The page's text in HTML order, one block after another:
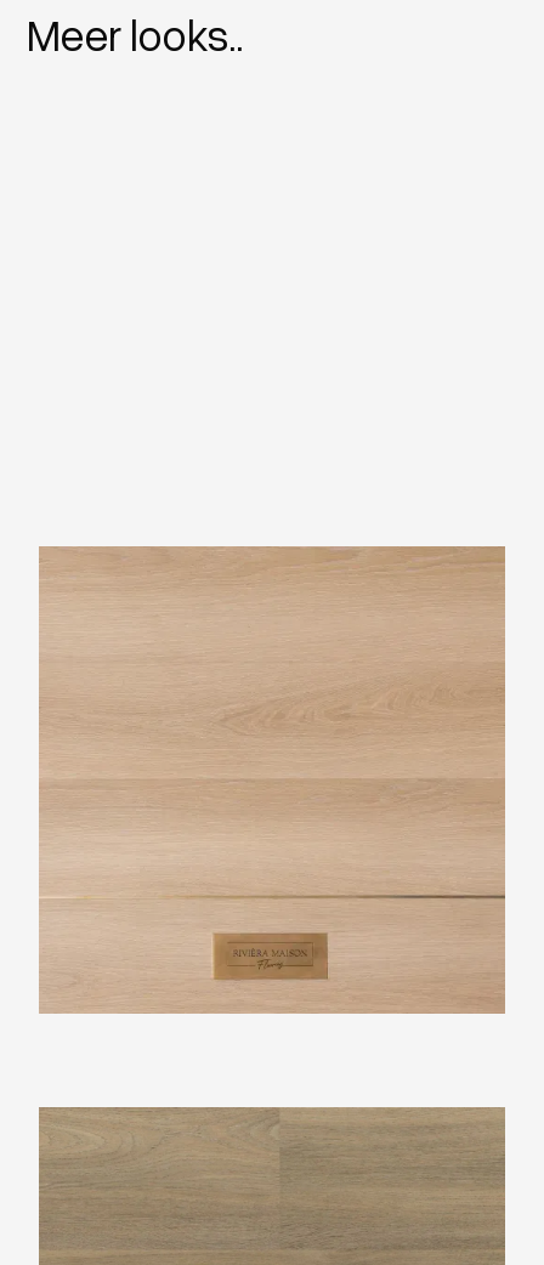
Meer looks..
Rivièra Maison Long Island Collection
Longboard Long Beach Sand
Ambiant Avanto Smoky